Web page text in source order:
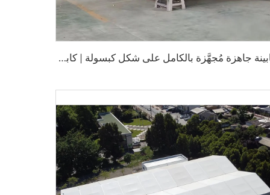
ك
ابينة جاهزة مُجهَّزة بالكامل على شكل كبسولة | كابينة غرفة فندقية عصرية قابلة للنشر السريع